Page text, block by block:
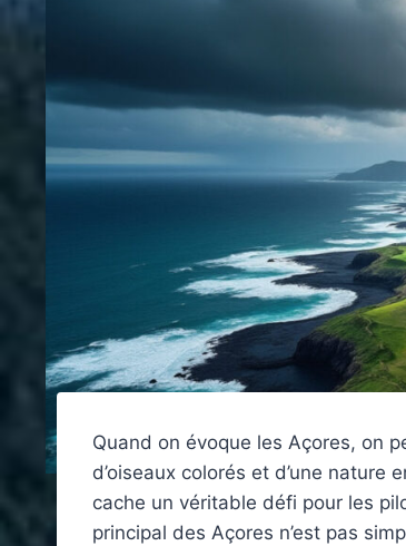
Quand on évoque les Açores, on
d’oiseaux colorés et d’une
cache un véritable défi pour les
principal des Açores n’est pas